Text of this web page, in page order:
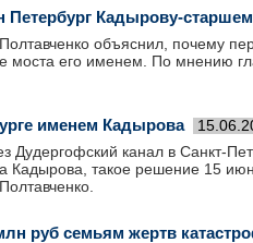
Петербург Кадырову-
объяснил, почему
моста его именем. По мнению
именем Кадырова
Дудергофский канал в Санкт-
Кадырова, такое решение 15
руб семьям жертв